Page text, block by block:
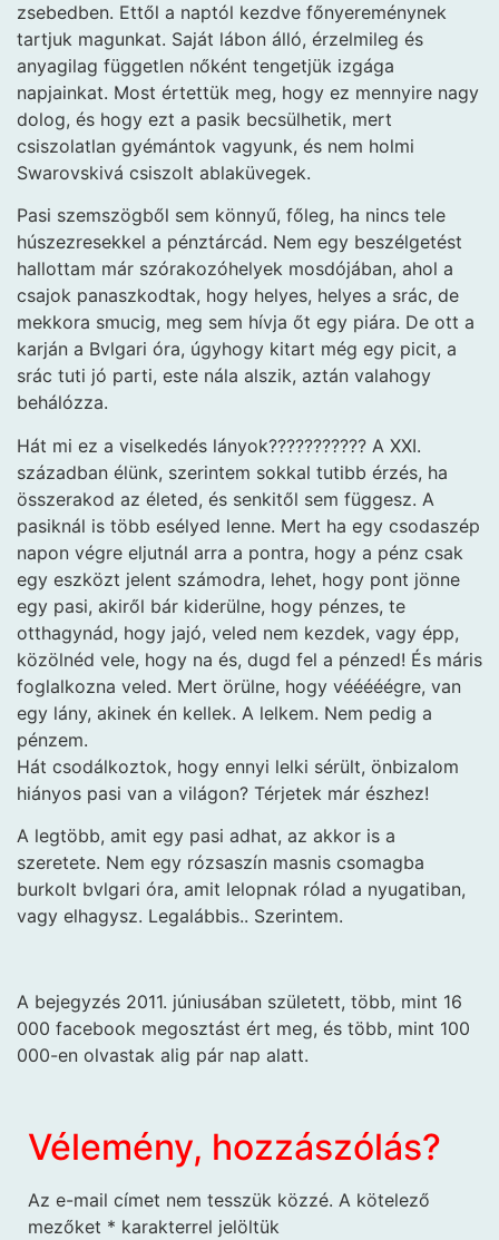
zsebedben. Ettől a naptól kezdve főnyereménynek
tartjuk magunkat. Saját lábon álló, érzelmileg és
anyagilag független nőként tengetjük izgága
napjainkat. Most értettük meg, hogy ez mennyire nagy
dolog, és hogy ezt a pasik becsülhetik, mert
csiszolatlan gyémántok vagyunk, és nem holmi
Swarovskivá csiszolt ablaküvegek.
Pasi szemszögből sem könnyű, főleg, ha nincs tele
húszezresekkel a pénztárcád. Nem egy beszélgetést
hallottam már szórakozóhelyek mosdójában, ahol a
csajok panaszkodtak, hogy helyes, helyes a srác, de
mekkora smucig, meg sem hívja őt egy piára. De ott a
karján a Bvlgari óra, úgyhogy kitart még egy picit, a
srác tuti jó parti, este nála alszik, aztán valahogy
behálózza.
Hát mi ez a viselkedés lányok??????????? A XXI.
században élünk, szerintem sokkal tutibb érzés, ha
összerakod az életed, és senkitől sem függesz. A
pasiknál is több esélyed lenne. Mert ha egy csodaszép
napon végre eljutnál arra a pontra, hogy a pénz csak
egy eszközt jelent számodra, lehet, hogy pont jönne
egy pasi, akiről bár kiderülne, hogy pénzes, te
otthagynád, hogy jajó, veled nem kezdek, vagy épp,
közölnéd vele, hogy na és, dugd fel a pénzed! És máris
foglalkozna veled. Mert örülne, hogy vééééégre, van
egy lány, akinek én kellek. A lelkem. Nem pedig a
pénzem.
Hát csodálkoztok, hogy ennyi lelki sérült, önbizalom
hiányos pasi van a világon? Térjetek már észhez!
A legtöbb, amit egy pasi adhat, az akkor is a
szeretete. Nem egy rózsaszín masnis csomagba
burkolt bvlgari óra, amit lelopnak rólad a nyugatiban,
vagy elhagysz. Legalábbis.. Szerintem.
A bejegyzés 2011. júniusában született, több, mint 16
000 facebook megosztást ért meg, és több, mint 100
000-en olvastak alig pár nap alatt.
Vélemény, hozzászólás?
Az e-mail címet nem tesszük közzé. A kötelező
mezőket * karakterrel jelöltük